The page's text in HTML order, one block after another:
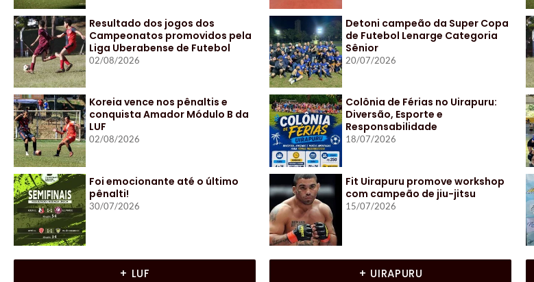
Resultado dos jogos dos
Campeonatos promovidos pela
Liga Uberabense de Futebol
02/08/2026
Koreia vence nos pênaltis e
conquista Amador Módulo B da
LUF
02/08/2026
Foi emocionante até o último
pênalti!
30/07/2026
Detoni campeão da Super Copa
de Futebol Lenarge Categoria
Sênior
20/07/2026
Colônia de Férias no Uirapuru:
Diversão, Esporte e
Responsabilidade
18/07/2026
Fit Uirapuru promove workshop
com campeão de jiu-jitsu
15/07/2026
+ LUF + UIRAPURU